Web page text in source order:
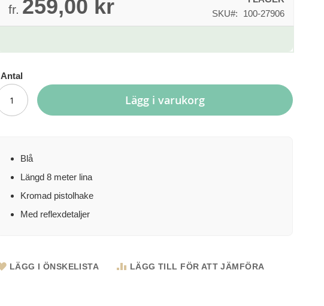
fr. 259,00 kr
SKU
100-27906
Antal
Lägg i varukorg
Blå
Längd 8 meter lina
Kromad pistolhake
Med reflexdetaljer
LÄGG I ÖNSKELISTA LÄGG TILL FÖR ATT JÄMFÖRA